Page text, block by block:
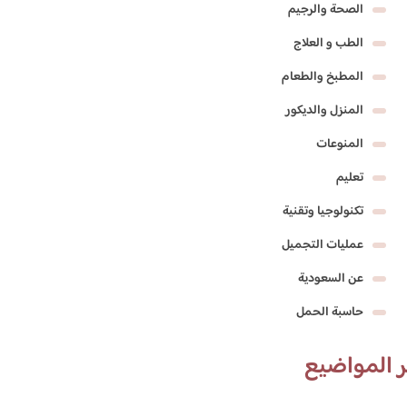
الصحة والرجيم
الطب و العلاج
المطبخ والطعام
المنزل والديكور
المنوعات
تعليم
تكنولوجيا وتقنية
عمليات التجميل
عن السعودية
حاسبة الحمل
المواضيع